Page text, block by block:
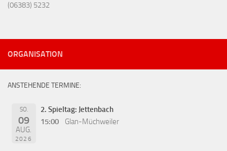
(06383) 5232
ORGANISATION
ANSTEHENDE TERMINE:
SO.
09
AUG.
2026
2. Spieltag: Jettenbach
15:00
Glan-Müchweiler